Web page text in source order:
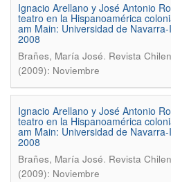
Ignacio Arellano y José Antonio
teatro en la Hispanoamérica
am Main: Universidad de
2008
Brañes, María José. Revista
(2009): Noviembre
Ignacio Arellano y José Antonio
teatro en la Hispanoamérica
am Main: Universidad de
2008
Brañes, María José. Revista
(2009): Noviembre